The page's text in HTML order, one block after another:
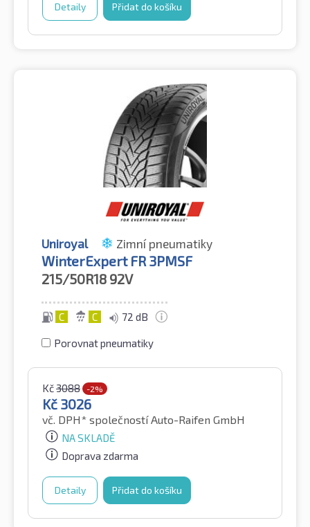
Detaily Přidat do košíku
Uniroyal Zimní pneumatiky
WinterExpert FR 3PMSF
215/50R18 92V
C C 72 dB
Porovnat pneumatiky
Kč3088 -2%
Kč 3026
vč. DPH* společností Auto-Raifen GmbH
NA SKLADĚ
Doprava zdarma
Detaily Přidat do košíku